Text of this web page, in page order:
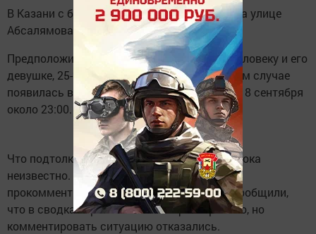
В Казани с балкона седьмого этажа дома на улице
Абсалямова выпали юноша и девушка.
Предположительно погибшим, молодому человеку и его
девушке, 25-26 лет. Информация о трагичном случае
появилась в социальной сети «Вконтакте» 18 сентября
около 23:00.
Что подтолкнуло пару пойти на такой шаг, пока
неизвестно. В СК РТ никак ситуацию не
прокомментировали, а в УМВД по Казани сообщили,
что в сводках происшествие зафиксировано, но
комментировать ситуацию отказались.